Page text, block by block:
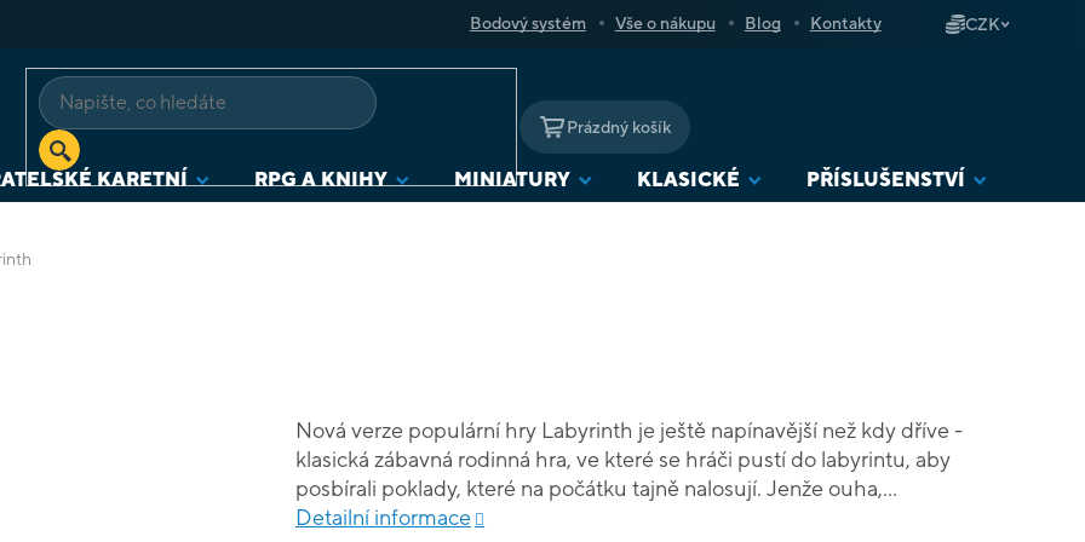
Bodový systém Vše o nákupu Blog Kontakty CZK
NÁKUPNÍ
KOŠÍK
Prázdný košík
KARETNÍ RPG A KNIHY MINIATURY KLASICKÉ PŘÍSLUŠENSTVÍ
Nová verze populární hry Labyrinth je ještě napínavější než kdy dříve -
klasická zábavná rodinná hra, ve které se hráči pustí do labyrintu, aby
posbírali poklady, které na počátku tajně nalosují. Jenže ouha,
pohybovat se labyrintem není tak jednoduché, protože cesty se stále
Detailní informace